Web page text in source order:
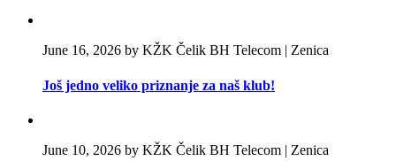
June 16, 2026 by KŽK Čelik BH Telecom | Zenica
Još jedno veliko priznanje za naš klub!
June 10, 2026 by KŽK Čelik BH Telecom | Zenica